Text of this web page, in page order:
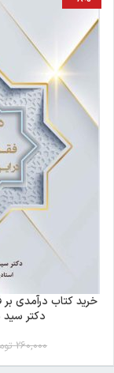
خرید کتاب درآمدی
دکتر سید
260,000